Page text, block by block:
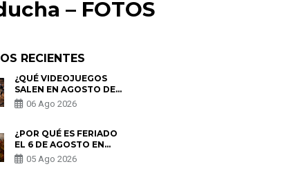
– FOTOS
RECIENTES
¿QUÉ VIDEOJUEGOS
SALEN EN AGOSTO DE
2026? ESTOS SON LOS
ESTRENOS MÁS
06 Ago 2026
¿POR QUÉ ES FERIADO
EL 6 DE AGOSTO EN
PERÚ? ESTA ES LA
HISTORIA
05 Ago 2026